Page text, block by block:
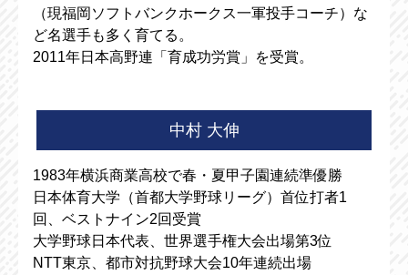
（現福岡ソフトバンクホークス一軍投手コーチ）な
ど名選手も多く育てる。
2011年日本高野連「育成功労賞」を受賞。
中村 大伸
1983年横浜商業高校で春・夏甲子園連続準優勝
日本体育大学（首都大学野球リーグ）首位打者1
回、ベストナイン2回受賞
大学野球日本代表、世界選手権大会出場第3位
NTT東京、都市対抗野球大会10年連続出場